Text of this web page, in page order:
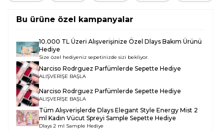
Bu ürüne özel kampanyalar
10.000 TL Üzeri Alışverişinize Özel Dlays Bakım Ürünü
Hediye
Size özel hediyeniz sepetinizde sizi bekliyor.
Narciso Rodrguez Parfümlerde Sepette Hediye
ALIŞVERİŞE BAŞLA
Narciso Rodrguez Parfümlerde Sepette Hediye
ALIŞVERİŞE BAŞLA
Tüm Alışverişlerde Dlays Elegant Style Energy Mist 2
ml Kadın Vücut Spreyi Sample Sepette Hediye
Dlays 2 ml Sample Hediye